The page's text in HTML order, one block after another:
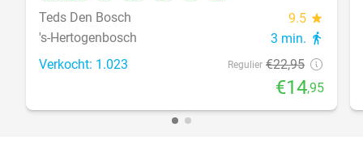
Teds Den Bosch
9.5 star
's-Hertogenbosch 3 min. directions_walk
Verkocht: 1.023 Regulier €22,95
€14,95